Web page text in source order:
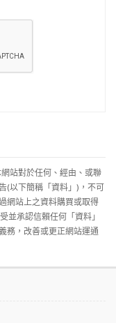
站對於任何、經由、或聯
(以下簡稱「資料」)，不可
網站上之資料購買或取得
並承認信賴任何「資料」
務，改善或更正網站運通